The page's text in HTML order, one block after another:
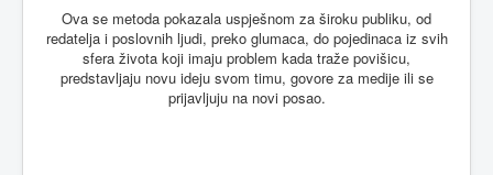
Ova se metoda pokazala uspješnom za široku publiku, od
redatelja i poslovnih ljudi, preko glumaca, do pojedinaca iz svih
sfera života koji imaju problem kada traže povišicu,
predstavljaju novu ideju svom timu, govore za medije ili se
prijavljuju na novi posao.